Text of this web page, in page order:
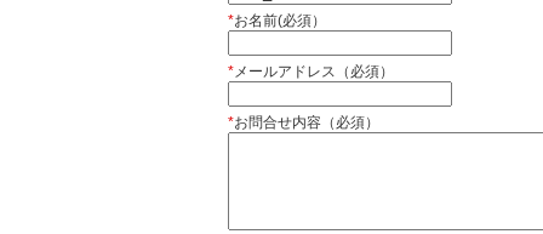
*お名前(必須）
*メールアドレス（必須）
*お問合せ内容（必須）